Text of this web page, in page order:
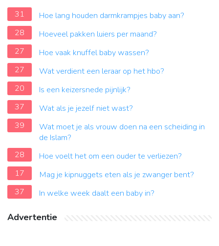
31
Hoe lang houden darmkrampjes baby aan?
28
Hoeveel pakken luiers per maand?
27
Hoe vaak knuffel baby wassen?
27
Wat verdient een leraar op het hbo?
20
Is een keizersnede pijnlijk?
37
Wat als je jezelf niet wast?
39
Wat moet je als vrouw doen na een scheiding in
de Islam?
28
Hoe voelt het om een ouder te verliezen?
17
Mag je kipnuggets eten als je zwanger bent?
37
In welke week daalt een baby in?
Advertentie